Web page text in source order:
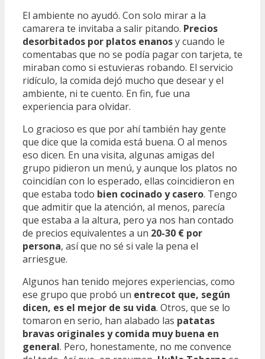
El ambiente no ayudó. Con solo mirar a la
camarera te invitaba a salir pitando. Precios
desorbitados por platos enanosy cuando le
comentabas que no se podía pagar con tarjeta, te
miraban como si estuvieras robando. El servicio
ridículo, la comida dejó mucho que desear y el
ambiente, ni te cuento. En fin, fue una
experiencia para olvidar.
Lo gracioso es que por ahí también hay gente
que dice que la comida está buena. O al menos
eso dicen. En una visita, algunas amigas del
grupo pidieron un menú, y aunque los platos no
coincidían con lo esperado, ellas coincidieron en
que estaba todo bien cocinado y casero. Tengo
que admitir que la atención, al menos, parecía
que estaba a la altura, pero ya nos han contado
de precios equivalentes a un 20-30 € por
persona, así que no sé si vale la pena el
arriesgue.
Algunos han tenido mejores experiencias, como
ese grupo que probó un entrecot que, según
dicen, es el mejor de su vida. Otros, que se lo
tomaron en serio, han alabado las patatas
bravas originales y comida muy buena en
general. Pero, honestamente, no me convence